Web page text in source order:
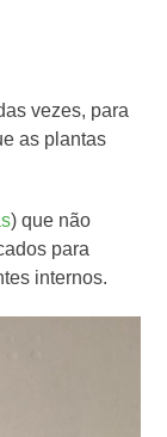
vezes, para
as plantas
) que não
para
internos.